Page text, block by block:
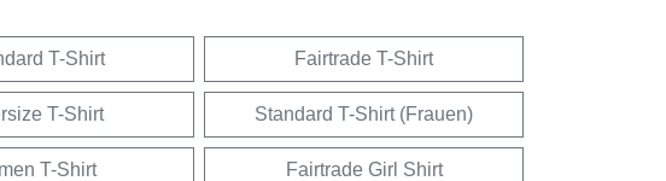
T-Shirt Fairtrade T-Shirt
T-Shirt Standard T-Shirt (Frauen)
T-Shirt Fairtrade Girl Shirt